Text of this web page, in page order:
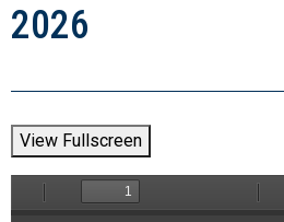
2026
View Fullscreen